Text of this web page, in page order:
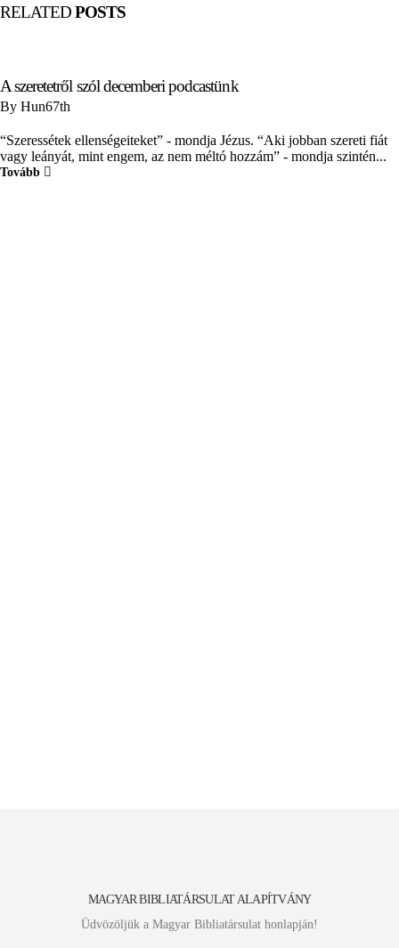
RELATEDPOSTS
A szeretetről szól decemberi podcastünk
By Hun67th
“Szeressétek ellenségeiteket” - mondja Jézus. “Aki jobban szereti fiát
vagy leányát, mint engem, az nem méltó hozzám” - mondja szintén...
Tovább
MAGYAR BIBLIATÁRSULAT ALAPÍTVÁNY
Üdvözöljük a Magyar Bibliatársulat honlapján!